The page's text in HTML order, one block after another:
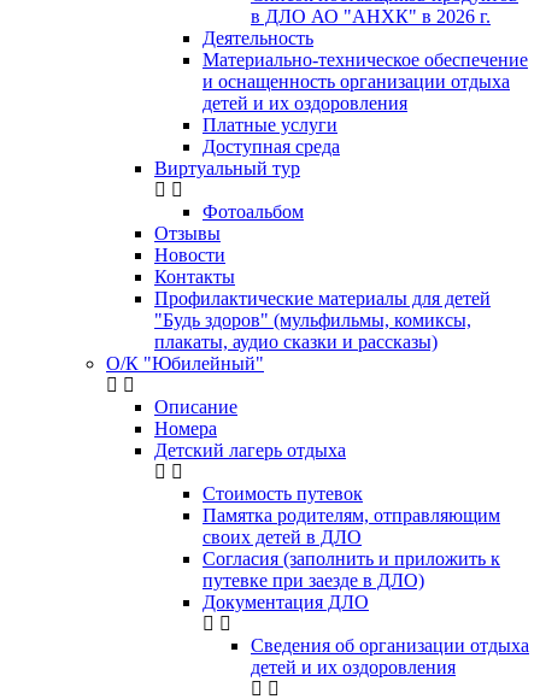
в ДЛО АО "АНХК" в 2026 г.
Деятельность
Материально-техническое обеспечение
и оснащенность организации отдыха
детей и их оздоровления
Платные услуги
Доступная среда
Виртуальный тур
Фотоальбом
Отзывы
Новости
Контакты
Профилактические материалы для детей
"Будь здоров" (мульфильмы, комиксы,
плакаты, аудио сказки и рассказы)
О/К "Юбилейный"
Описание
Номера
Детский лагерь отдыха
Стоимость путевок
Памятка родителям, отправляющим
своих детей в ДЛО
Согласия (заполнить и приложить к
путевке при заезде в ДЛО)
Документация ДЛО
Сведения об организации отдыха
детей и их оздоровления